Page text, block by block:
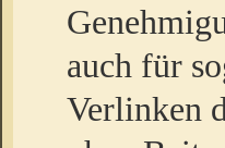
auch für
Verlinken